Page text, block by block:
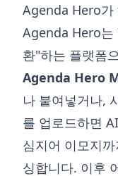
Agenda Hero가
Agenda Hero는
환"하는 플랫폼
Agenda Hero
나 붙여넣거나,
를 업로드하면
심지어 이모지
싱합니다. 이후